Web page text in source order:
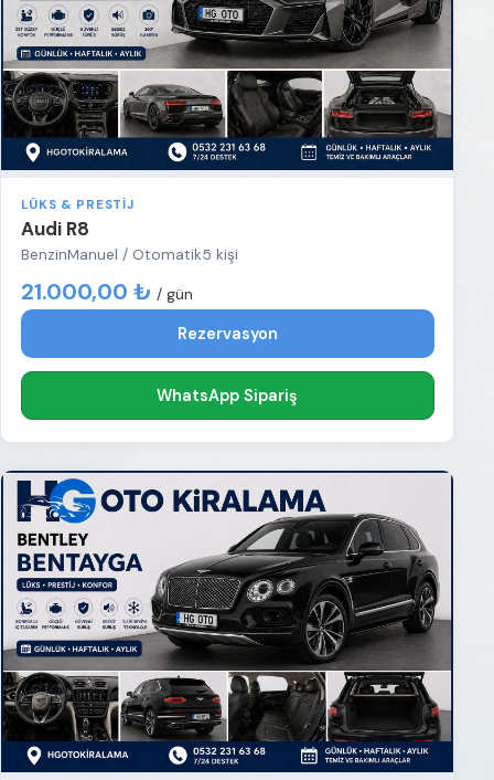
LÜKS & PRESTIJ
Audi R8
BenzinManuel / Otomatik5 kişi
21.000,00 ₺ / gün
Rezervasyon
WhatsApp Sipariş